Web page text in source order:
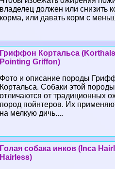
владелец должен или снизить
корма, или давать корм с
Гриффон Кортальса
Pointing Griffon)
Фото и описание породы
Кортальса. Собаки этой
отличаются от традиционных
пород пойнтеров. Их
на мелкую дичь....
Гoлая собака инков (Inca
Hairless)